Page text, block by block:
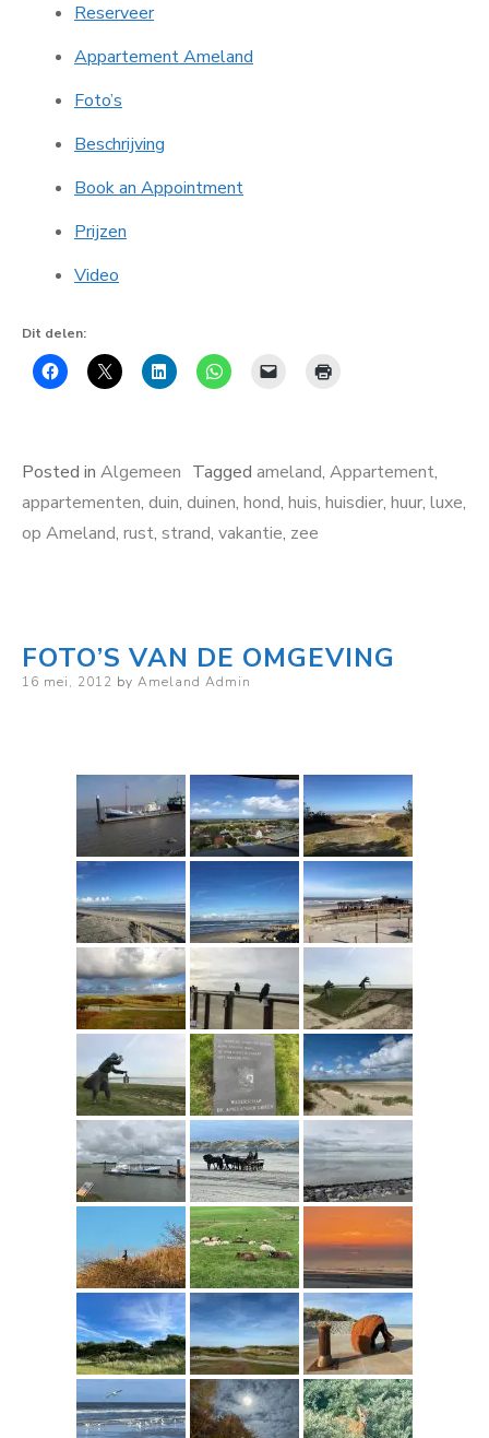
Reserveer
Appartement Ameland
Foto’s
Beschrijving
Book an Appointment
Prijzen
Video
Dit delen:
Posted in Algemeen Tagged ameland, Appartement,
appartementen, duin, duinen, hond, huis, huisdier, huur, luxe,
op Ameland, rust, strand, vakantie, zee
FOTO’S VAN DE OMGEVING
Posted
16 mei, 2012 by Ameland Admin